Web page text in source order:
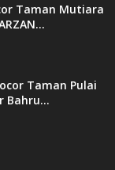
Taman Mutiara
Taman Pulai
Bahru...